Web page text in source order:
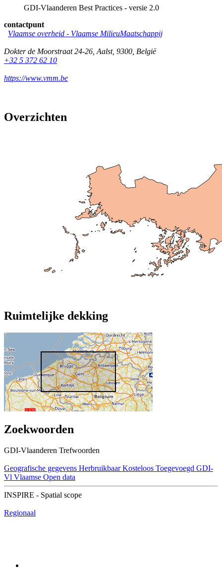
GDI-Vlaanderen Best Practices - versie 2.0
contactpunt
Vlaamse overheid - Vlaamse MilieuMaatschappij
Dokter de Moorstraat 24-26 Aalst, 9300 België
+32 5 372 62 10
https://www.vmm.be
Overzichten
Ruimtelijke dekking
Zoekwoorden
GDI-Vlaanderen Trefwoorden
Geografische gegevens Herbruikbaar Kosteloos Toegevoegd GDI-
Vl Vlaamse Open data
INSPIRE - Spatial scope
Regionaal